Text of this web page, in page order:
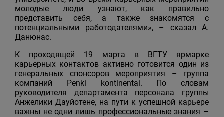
молодые люди узнают, как правильно
представить себя, а также знакомятся с
потенциальными работодателями», – сказал А.
Данюнас.
К проходящей 19 марта в ВГТУ ярмарке
карьерных контактов активно готовится один из
генеральных спонсоров мероприятия – группа
компаний Penki kontinentai. По словам
руководителя департамента персонала группы
Анжелики Дауйотене, на пути к успешной карьере
важны не одни лишь профессиональные знания –